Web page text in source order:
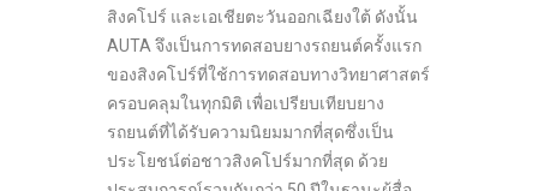
สิงคโปร์ และเอเชียตะวันออกเฉียงใต้ ดังนั้น
AUTA จึงเป็นการทดสอบยางรถยนต์ครั้งแรก
ของสิงคโปร์ที่ใช้การทดสอบทางวิทยาศาสตร์
ครอบคลุมในทุกมิติ เพื่อเปรียบเทียบยาง
รถยนต์ที่ได้รับความนิยมมากที่สุดซึ่งเป็น
ประโยชน์ต่อชาวสิงคโปร์มากที่สุด ด้วย